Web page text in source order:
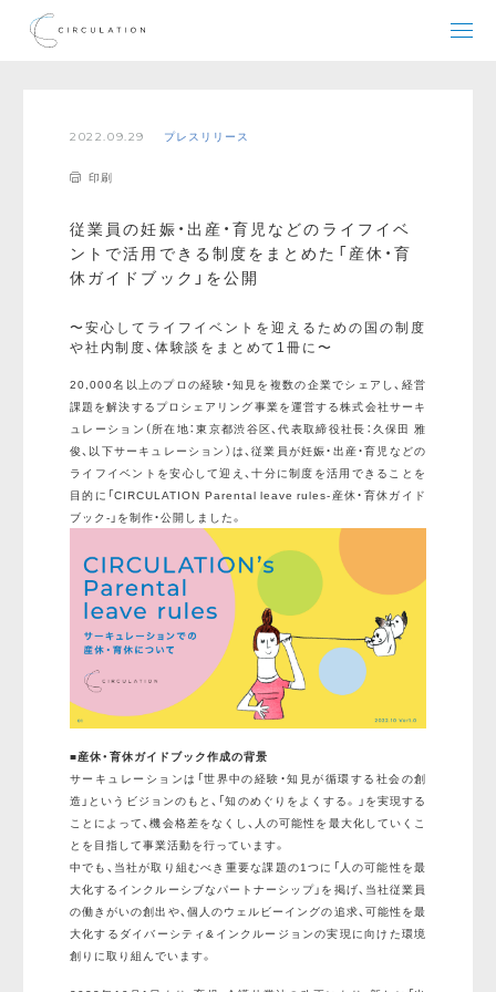
2022.09.29 プレスリリース
印刷
従業員の妊娠・出産・育児などのライフイベ
ントで活用できる制度をまとめた「産休・育
休ガイドブック」を公開
〜安心してライフイベントを迎えるための国の制度
や社内制度、体験談をまとめて1冊に〜
20,000名以上のプロの経験・知見を複数の企業でシェアし、経営
課題を解決するプロシェアリング事業を運営する株式会社サーキ
ュレーション（所在地：東京都渋谷区、代表取締役社長：久保田 雅
俊、以下サーキュレーション）は、従業員が妊娠・出産・育児などの
ライフイベントを安心して迎え、十分に制度を活用できることを
目的に「CIRCULATION Parental leave rules-産休・育休ガイド
ブック-」を制作・公開しました。
■産休・育休ガイドブック作成の背景
サーキュレーションは「世界中の経験・知見が循環する社会の創
造」というビジョンのもと、「知のめぐりをよくする。」を実現する
ことによって、機会格差をなくし、人の可能性を最大化していくこ
とを目指して事業活動を行っています。
中でも、当社が取り組むべき重要な課題の1つに「人の可能性を最
大化するインクルーシブなパートナーシップ」を掲げ、当社従業員
の働きがいの創出や、個人のウェルビーイングの追求、可能性を最
大化するダイバーシティ&インクルージョンの実現に向けた環境
創りに取り組んでいます。